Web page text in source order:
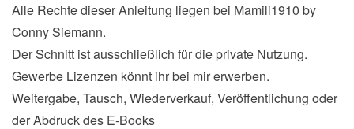
Alle Rechte dieser Anleitung liegen bei Mamili1910 by
Conny Siemann.
Der Schnitt ist ausschließlich für die private Nutzung.
Gewerbe Lizenzen könnt ihr bei mir erwerben.
Weitergabe, Tausch, Wiederverkauf, Veröffentlichung oder
der Abdruck des E-Books